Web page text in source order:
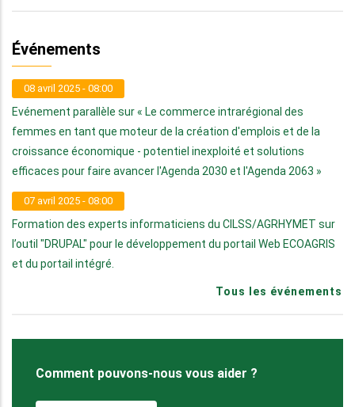
Événements
08 avril 2025 - 08:00
Evénement parallèle sur « Le commerce intrarégional des
femmes en tant que moteur de la création d'emplois et de la
croissance économique - potentiel inexploité et solutions
efficaces pour faire avancer l'Agenda 2030 et l'Agenda 2063 »
07 avril 2025 - 08:00
Formation des experts informaticiens du CILSS/AGRHYMET sur
l’outil "DRUPAL" pour le développement du portail Web ECOAGRIS
et du portail intégré.
Tous les événements
Comment pouvons-nous vous aider ?